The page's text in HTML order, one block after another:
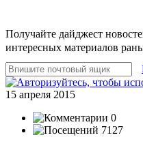
Получайте дайджест
интересных материалов
15 апреля 2015
0
7127